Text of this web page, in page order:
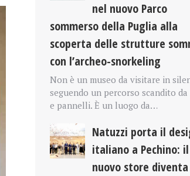
nel nuovo Parco
sommerso della Puglia alla
scoperta delle strutture
con l’archeo-snorkeling
Non è un museo da visitare in
seguendo un percorso scandito da
e pannelli. È un luogo da…
Natuzzi porta il
italiano a Pechino: il
nuovo store